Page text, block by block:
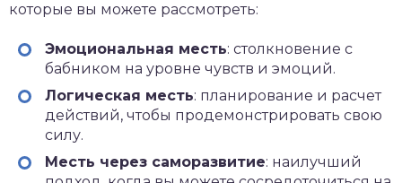
которые вы можете рассмотреть:
Эмоциональная месть: столкновение с
бабником на уровне чувств и эмоций.
Логическая месть: планирование и расчет
действий, чтобы продемонстрировать свою
силу.
Месть через саморазвитие: наилучший